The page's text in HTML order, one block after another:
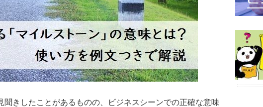
聞きしたことがあるものの、ビジネスシーンでの正確な意味